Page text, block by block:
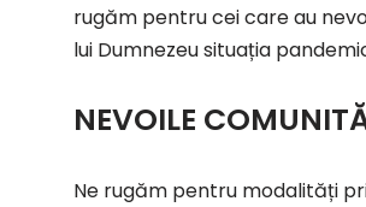
rugăm pentru cei care au
lui Dumnezeu situația
NEVOILE
Ne rugăm pentru modalități